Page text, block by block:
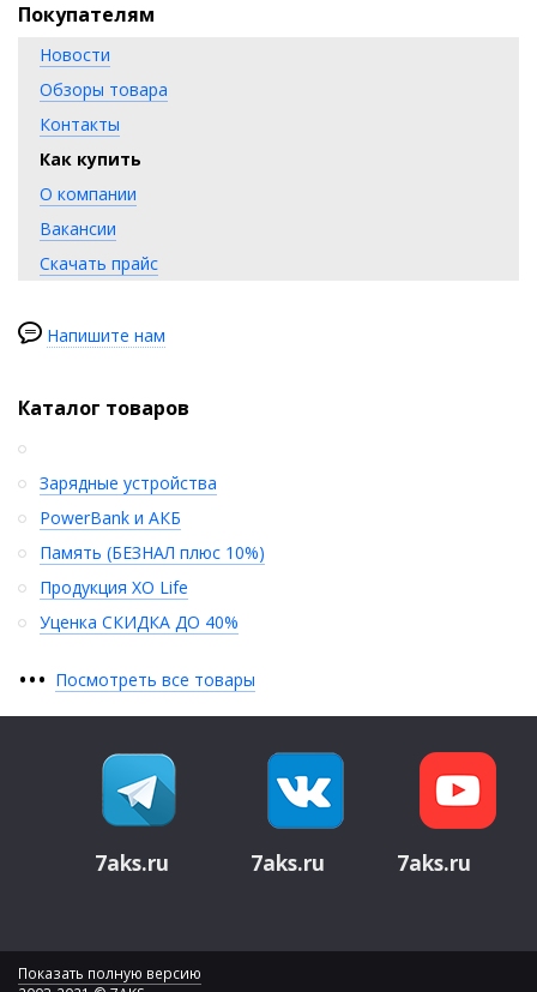
Покупателям
Новости
Обзоры товара
Контакты
Как купить
О компании
Вакансии
Скачать прайс
Напишите нам
Каталог товаров
Зарядные устройства
PowerBank и АКБ
Память (БЕЗНАЛ плюс 10%)
Продукция XO Life
Уценка СКИДКА ДО 40%
••• Посмотреть все товары
7aks.ru 7aks.ru 7aks.ru
Показать полную версию